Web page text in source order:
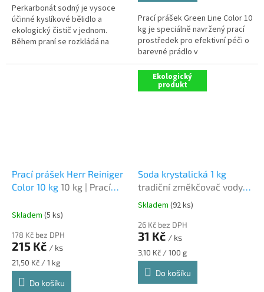
Perkarbonát sodný je vysoce
účinné kyslíkové bělidlo a
ekologický čistič v jednom.
Během praní se rozkládá na
činí ideální volbu pro majitele...
Prací prášek Green Line Color 10
kg je speciálně navržený prací
prostředek pro efektivní péči o
barevné prádlo v
domácnostech i komerčních
provozech. Nabízí spolehlivou
čisticí...
Prací prášek Herr Reiniger
Color 10 kg 10 kg | Prací
Skladem (5 ks)
178 Kč bez DPH
215 Kč / ks
Měrná
cena:
21,50 Kč / 1 kg
Do košíku
Ekologický
produkt
Soda krystalická 1 kg
tradiční změkčovač vody,
odmašťovač a čistič
Průměrné
produktu
je
5,0
z
hvězdiček.
Skladem (92 ks)
26 Kč bez DPH
31 Kč / ks
Měrná
cena:
3,10 Kč / 100 g
Do košíku